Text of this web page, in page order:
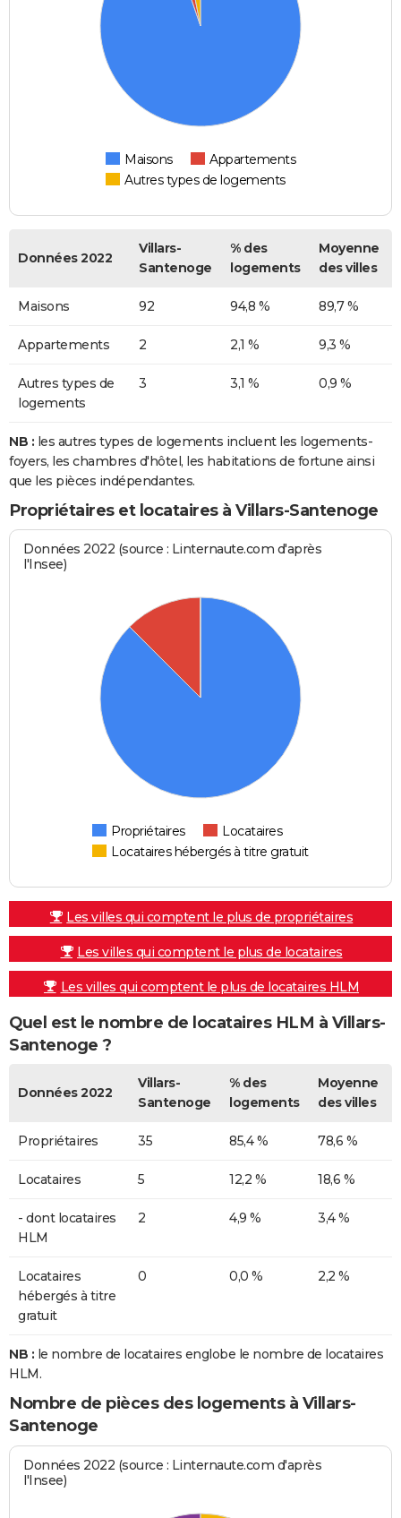
Maisons
Appartements
Autres types de logements
Données 2022
Villars-
Santenoge
% des
logements
Moyenne
des villes
Maisons 92 94,8 % 89,7 %
Appartements 2 2,1 % 9,3 %
Autres types de
logements
3 3,1 % 0,9 %
NB : les autres types de logements incluent les logements-
foyers, les chambres d'hôtel, les habitations de fortune ainsi
que les pièces indépendantes.
Propriétaires et locataires à Villars-Santenoge
Données 2022 (source : Linternaute.com d'après
l'Insee)
Propriétaires
Locataires
Locataires hébergés à titre gratuit
Les villes qui comptent le plus de propriétaires
Les villes qui comptent le plus de locataires
Les villes qui comptent le plus de locataires HLM
Quel est le nombre de locataires HLM à Villars-
Santenoge ?
Données 2022
Villars-
Santenoge
% des
logements
Moyenne
des villes
Propriétaires 35 85,4 % 78,6 %
Locataires 5 12,2 % 18,6 %
- dont locataires
HLM
2 4,9 % 3,4 %
Locataires
hébergés à titre
gratuit
0 0,0 % 2,2 %
NB : le nombre de locataires englobe le nombre de locataires
HLM.
Nombre de pièces des logements à Villars-
Santenoge
Données 2022 (source : Linternaute.com d'après
l'Insee)